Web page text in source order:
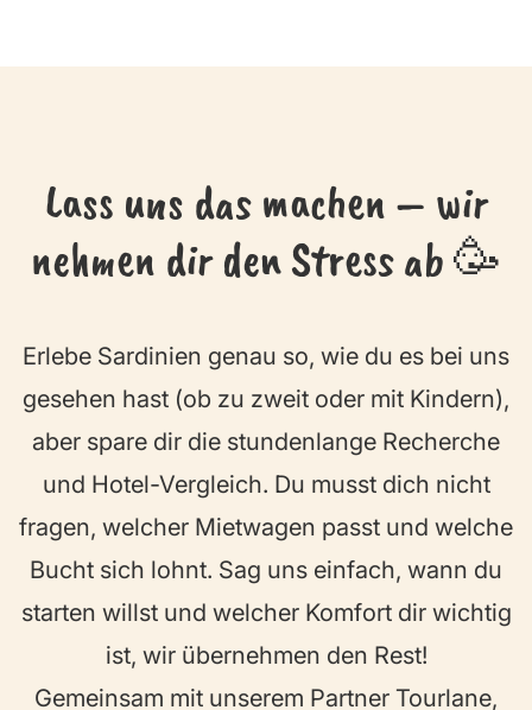
Lass uns das machen – wir
nehmen dir den Stress ab 🥳
Erlebe Sardinien genau so, wie du es bei uns
gesehen hast (ob zu zweit oder mit Kindern),
aber spare dir die stundenlange Recherche
und Hotel-Vergleich. Du musst dich nicht
fragen, welcher Mietwagen passt und welche
Bucht sich lohnt. Sag uns einfach, wann du
starten willst und welcher Komfort dir wichtig
ist, wir übernehmen den Rest!
Gemeinsam mit unserem Partner Tourlane,